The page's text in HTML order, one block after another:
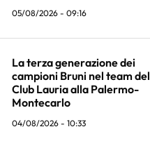
05/08/2026 - 09:16
La terza generazione dei
campioni Bruni nel team del
Club Lauria alla Palermo-
Montecarlo
04/08/2026 - 10:33